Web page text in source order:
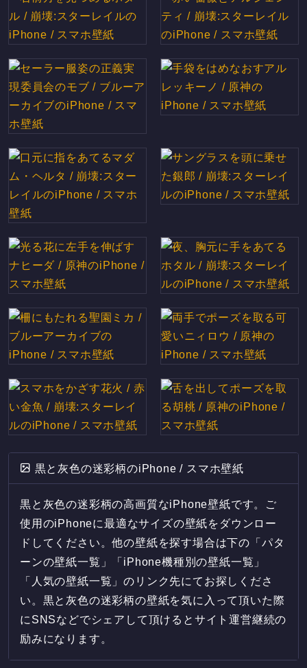
黒と灰色の迷彩柄のiPhone / スマホ壁紙
黒と灰色の迷彩柄の高画質なiPhone壁紙です。ご
使用のiPhoneに最適なサイズの壁紙をダウンロー
ドしてください。他の壁紙を探す場合は下の「パタ
ーンの壁紙一覧」「iPhone機種別の壁紙一覧」
「人気の壁紙一覧」のリンク先にてお探しくださ
い。黒と灰色の迷彩柄の壁紙を気に入って頂いた際
にSNSなどでシェアして頂けるとサイト運営継続の
励みになります。